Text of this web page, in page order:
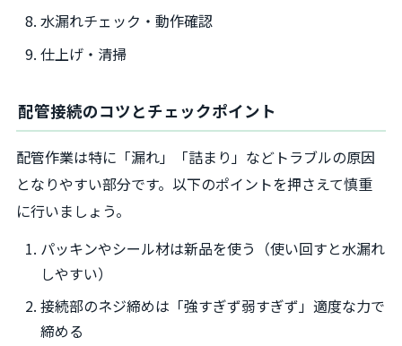
水漏れチェック・動作確認
仕上げ・清掃
配管接続のコツとチェックポイント
配管作業は特に「漏れ」「詰まり」などトラブルの原因
となりやすい部分です。以下のポイントを押さえて慎重
に行いましょう。
パッキンやシール材は新品を使う（使い回すと水漏れ
しやすい）
接続部のネジ締めは「強すぎず弱すぎず」適度な力で
締める